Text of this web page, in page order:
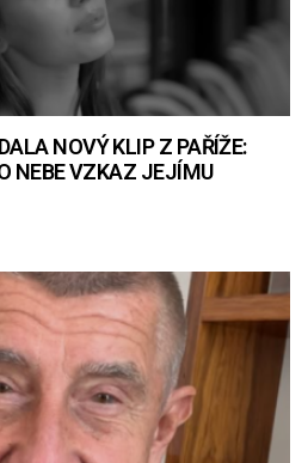
NOVÝ KLIP Z PAŘÍŽE:
NEBE VZKAZ JEJÍMU